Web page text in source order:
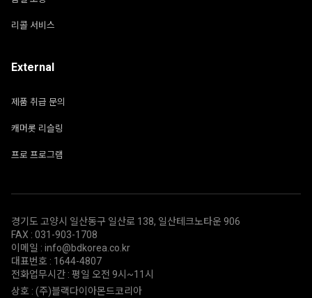
리콜 서비스
External
제품 취급 문의
캐머롯 리슬링
프로 프로그램
경기도 고양시 일산동구 일산로 138, 일산테크노타운 906
FAX : 031-903-1708
이메일 : info@bdkorea.co.kr
대표번호 : 1644-4807
전화업무시간 : 평일 오전 9시~11시
상호 : (주)블랙다이아몬드코리아